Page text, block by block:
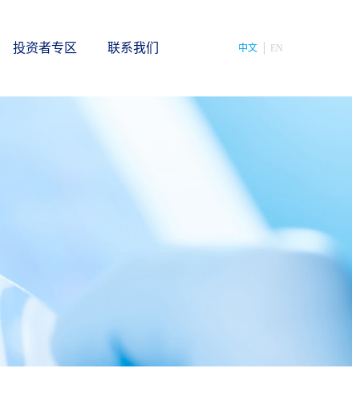
投资者专区 联系我们 中文 EN